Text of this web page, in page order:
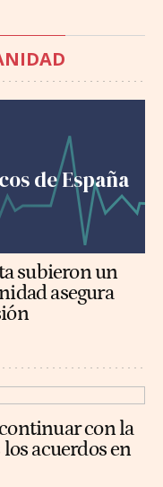
de España
subieron un
asegura
con la
acuerdos en